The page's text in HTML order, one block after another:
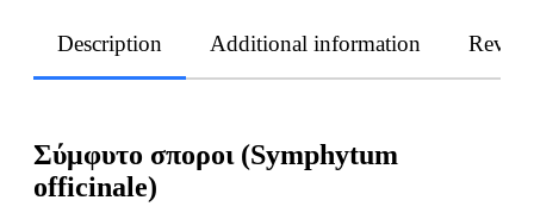
Description Additional information
Σύμφυτο σποροι (Symphytum
officinale)